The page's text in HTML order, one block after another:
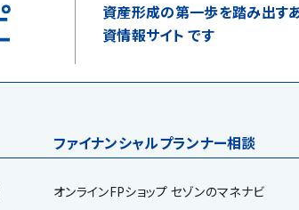
資産形成の第一歩を踏み出す
資情報サイト です
ファイナンシャルプランナー相談
オンラインFPショップ セゾンのマネナビ